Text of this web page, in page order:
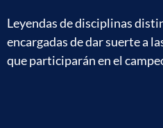
Leyendas de disciplinas
encargadas de dar suerte a
que participarán en el